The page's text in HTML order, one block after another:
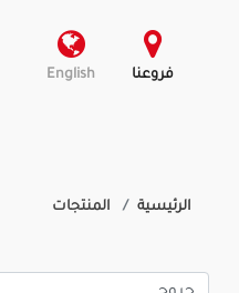
فروعنا English
الرئيسية المنتجات